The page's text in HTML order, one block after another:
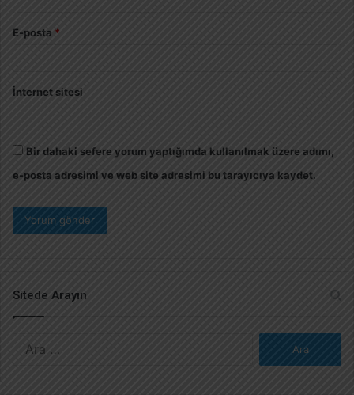
E-posta *
İnternet sitesi
Bir dahaki sefere yorum yaptığımda kullanılmak üzere adımı,
e-posta adresimi ve web site adresimi bu tarayıcıya kaydet.
Sitede Arayın